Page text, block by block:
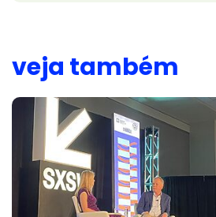
veja também